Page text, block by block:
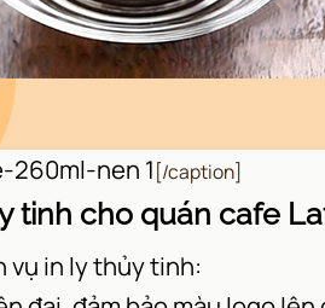
nen 1[/caption]
tinh cho quán cafe
vụ in ly thủy tinh: